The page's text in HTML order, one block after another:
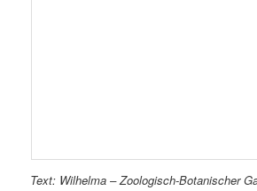
Text: Wilhelma – Zoologisch-Botanischer